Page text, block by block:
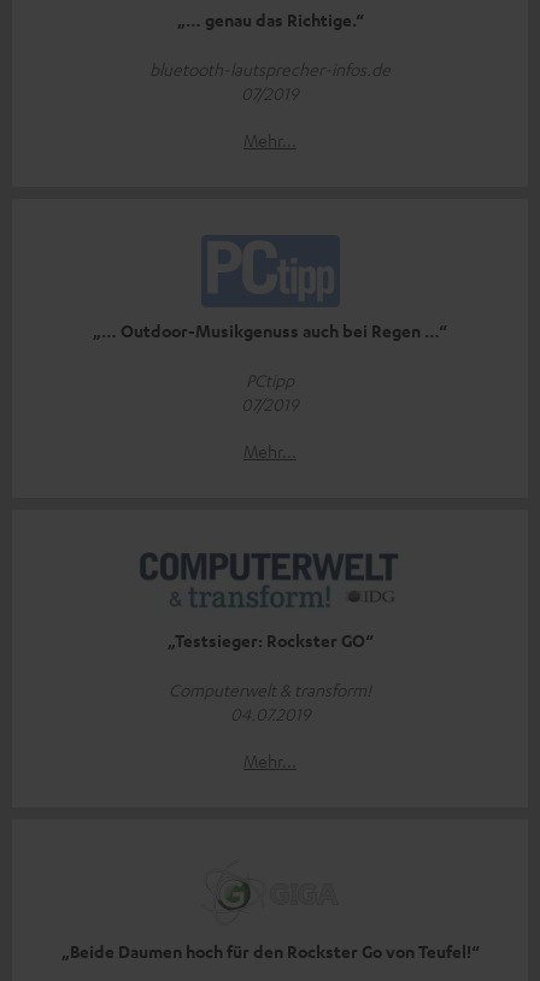
„… genau das Richtige.“
bluetooth-lautsprecher-infos.de
07/2019
Mehr...
„… Outdoor-Musikgenuss auch bei Regen …“
PCtipp
07/2019
Mehr...
„Testsieger: Rockster GO“
Computerwelt & transform!
04.07.2019
Mehr...
„Beide Daumen hoch für den Rockster Go von Teufel!“